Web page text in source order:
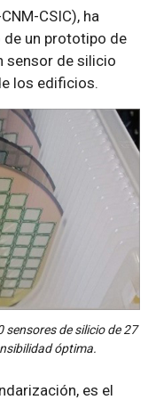
CSIC), ha
un prototipo de
sensor de silicio
los edificios.
sensores de silicio de 27
óptima.
es el